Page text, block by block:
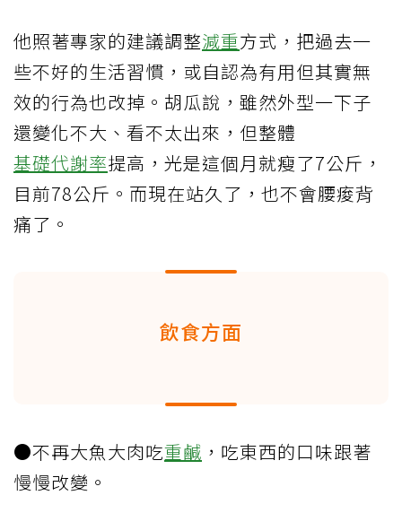
他照著專家的建議調整減重方式，把過去一
些不好的生活習慣，或自認為有用但其實無
效的行為也改掉。胡瓜說，雖然外型一下子
還變化不大、看不太出來，但整體
基礎代謝率提高，光是這個月就瘦了7公斤，
目前78公斤。而現在站久了，也不會腰痠背
痛了。
飲食方面
●不再大魚大肉吃重鹹 ，吃東西的口味跟著
慢慢改變。